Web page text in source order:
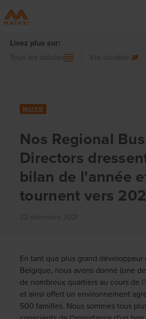
Lisez plus sur:
Tous les articles
Vie durable
MATEXI
Nos Regional
Directors
bilan de l'année
tournent vers
En tant que plus grand développeur
Belgique, nous avons donné (une
de nombreux quartiers au cours de
et ainsi offert un environnement
500 familles. Nous sommes tous